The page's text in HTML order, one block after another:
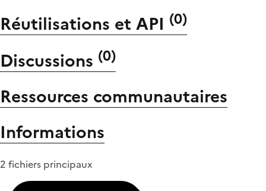
Réutilisations et API (0)
Discussions (0)
Ressources communautaires
Informations
2 fichiers principaux